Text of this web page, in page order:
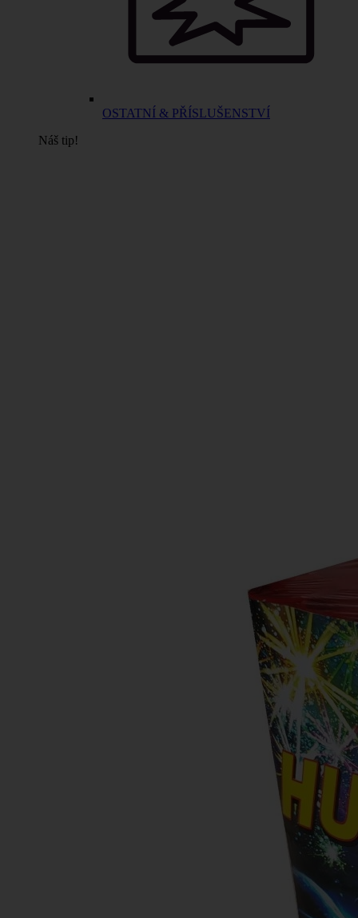
OSTATNÍ & PŘÍSLUŠENSTVÍ
Náš tip!